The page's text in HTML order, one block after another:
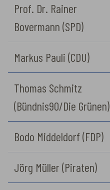
Prof. Dr. Rainer
Bovermann (SPD)
Markus Pauli (CDU)
Thomas Schmitz
(Bündnis90/Die Grünen)
Bodo Middeldorf (FDP)
Jörg Müller (Piraten)